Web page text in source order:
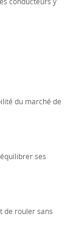
conducteurs y
du marché de
ses
de rouler sans